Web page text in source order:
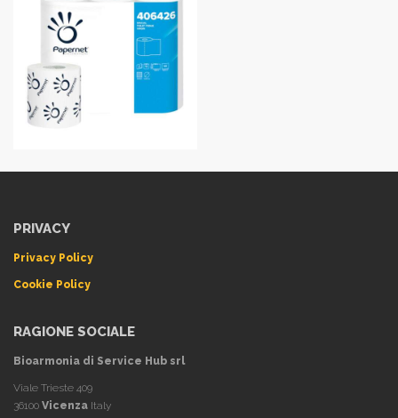
PRIVACY
Privacy Policy
Cookie Policy
RAGIONE SOCIALE
Bioarmonia di Service Hub srl
Viale Trieste 409
36100 Vicenza Italy